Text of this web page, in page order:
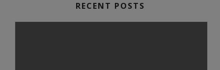
RECENT POSTS